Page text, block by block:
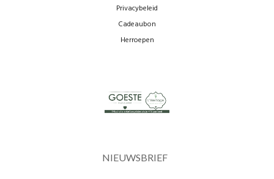
Privacybeleid
Cadeaubon
Herroepen
NIEUWSBRIEF